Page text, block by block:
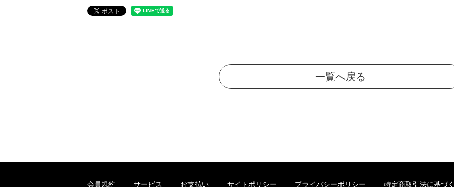
一覧へ戻る
会員規約 サービス お支払い サイトポリシー プライバシーポリシー 特定商取引法に基づ